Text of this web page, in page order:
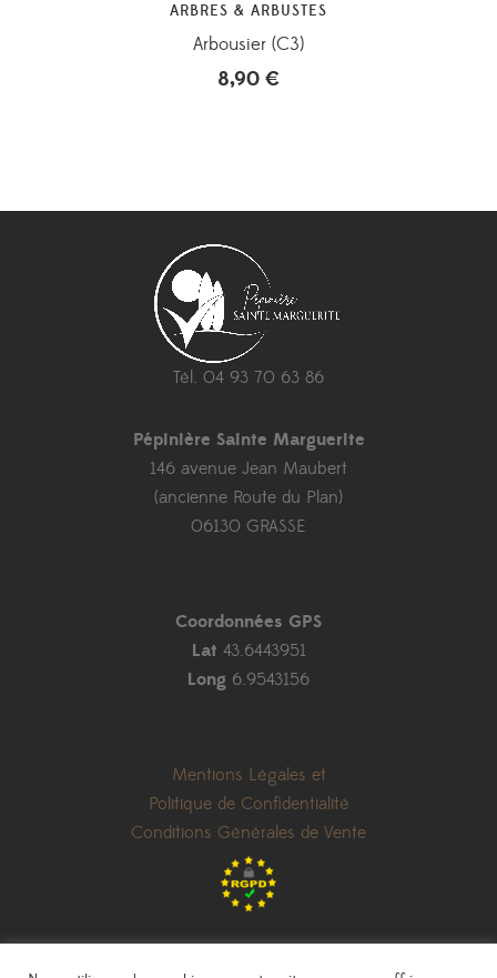
ARBRES & ARBUSTES
Arbousier (C3)
8,90 €
Tél. 04 93 70 63 86
Pépinière Sainte Marguerite
146 avenue Jean Maubert
(ancienne Route du Plan)
06130 GRASSE
Coordonnées GPS
Lat 43.6443951
Long 6.9543156
Mentions Légales et
Politique de Confidentialité
Conditions Générales de Vente